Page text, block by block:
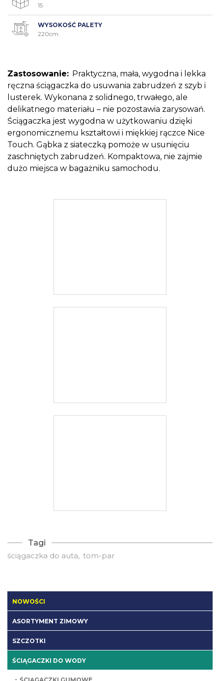
NOWOŚCI
ASORTYMENT ZIMOWY
SZCZOTKI
ŚCIĄGACZKI DO WODY
15
WYSOKOŚĆ PALETY
220cm
Zastosowanie: Praktyczna, mała, wygodna i lekka
ręczna ściągaczka do usuwania zabrudzeń z szyb i
lusterek. Wykonana z solidnego, trwałego, ale
delikatnego materiału – nie pozostawia zarysowań.
Ściągaczka jest wygodna w użytkowaniu dzięki
ergonomicznemu kształtowi i miękkiej rączce Nice
Touch. Gąbka z siateczką pomoże w usunięciu
zaschniętych zabrudzeń. Kompaktowa, nie zajmie
dużo miejsca w bagażniku samochodu.
Tagi
ściągaczka do auta tom-par